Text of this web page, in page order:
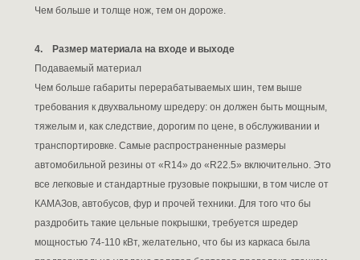
Чем больше и толще нож, тем он дороже.
4. Размер материала на входе и выходе
Подаваемый материал
Чем больше габариты перерабатываемых шин, тем выше
требования к двухвальному шредеру: он должен быть мощным,
тяжелым и, как следствие, дорогим по цене, в обслуживании и
транспортировке. Самые распространенные размеры
автомобильной резины от «R14» до «R22.5» включительно. Это
все легковые и стандартные грузовые покрышки, в том числе от
КАМАЗов, автобусов, фур и прочей техники. Для того что бы
раздробить такие цельные покрышки, требуется шредер
мощностью 74-110 кВт, желательно, что бы из каркаса была